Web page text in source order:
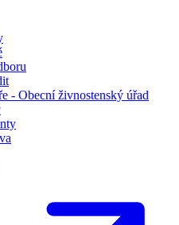
- Obecní živnostenský úřad